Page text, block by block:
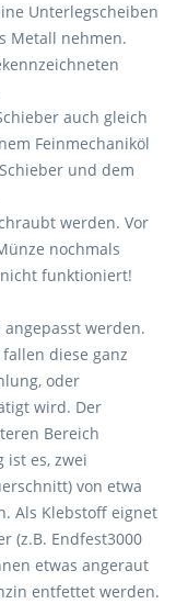
Unterlegscheiben
Metall nehmen.
auch gleich
Feinmechaniköl
und dem
werden. Vor
nochmals
funktioniert!
angepasst werden.
diese ganz
oder
wird. Der
Bereich
ist es, zwei
von etwa
Als Klebstoff eignet
(z.B. Endfest3000
etwas angeraut
entfettet werden.